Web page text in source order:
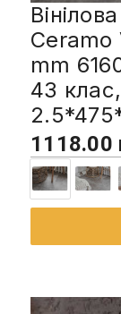
Ceramo
mm
43
1118.00